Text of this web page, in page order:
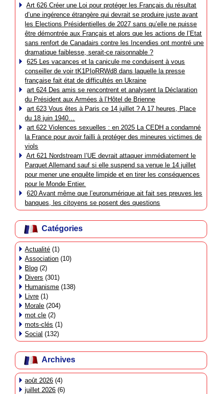
Art 626 Créer une Loi pour protéger les Français du résultat
d’une ingérence étrangère qui devrait se produire juste avant
les Elections Présidentielles de 2027 sans qu’elle ne puisse
être démontrée aux Français et alors que les actions de l’Etat
sans renfort de Canadairs contre les Incendies ont montré une
dramatique faiblesse, serait-ce raisonnable ?
625 Les vacances et la canicule me conduisent à vous
conseiller de voir tK1PIoRRWd8 dans laquelle la presse
française fait état de difficultés en Ukraine
art 624 Des amis se rencontrent et analysent la Déclaration
du Président aux Armées à l’Hôtel de Brienne
art 623 Vous êtes à Paris ce 14 juillet ? A 17 heures, Place
du 18 juin 1940…
art 622 Violences sexuelles : en 2025 La CEDH a condamné
la France pour avoir failli à protéger des mineures victimes de
viols
Art 621 Nordstream l’UE devrait attaquer immédiatement le
Parquet Allemand sauf si elle suspend sa venue le 14 juillet
pour mener une enquête limpide et en tirer les conséquences
pour le Monde Entier.
620 Avant même que l’euronumérique ait fait ses preuves les
banques, les citoyens se posent des questions
Catégories
Actualité (1)
Association (10)
Blog (2)
Divers (301)
Humanisme (138)
Livre (1)
Morale (204)
mot cle (2)
mots-clés (1)
Social (132)
Archives
août 2026 (4)
juillet 2026 (6)